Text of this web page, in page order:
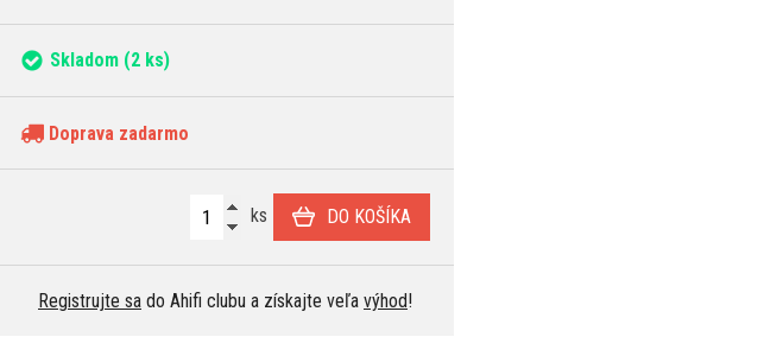
Skladom (2 ks)
Doprava zadarmo
ks DO KOŠÍKA
Registrujte sa do Ahifi clubu a získajte veľa výhod!